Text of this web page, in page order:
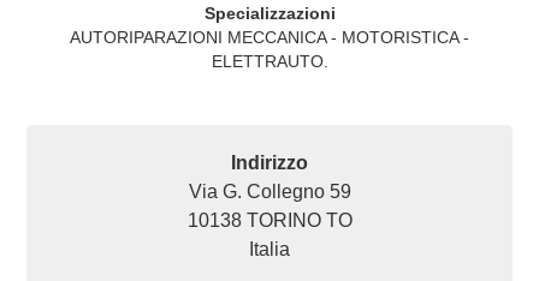
Specializzazioni
AUTORIPARAZIONI MECCANICA - MOTORISTICA -
ELETTRAUTO.
Indirizzo
Via G. Collegno 59
10138 TORINO TO
Italia